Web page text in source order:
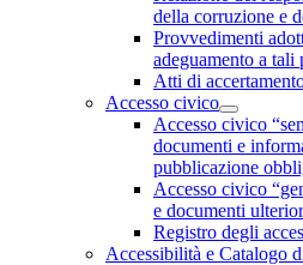
della corruzione e
Provvedimenti
adeguamento a tali
Atti di
Accesso civico
Accesso civico
documenti e
pubblicazione
Accesso civico
e documenti
Registro degli
Accessibilità e Catalogo